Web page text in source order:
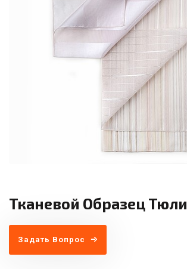
Тканевой Образец Тюли
Задать Вопрос